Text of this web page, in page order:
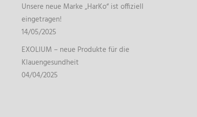
Unsere neue Marke „HarKo“ ist offiziell
eingetragen!
14/05/2025
EXOLIUM – neue Produkte für die
Klauengesundheit
04/04/2025